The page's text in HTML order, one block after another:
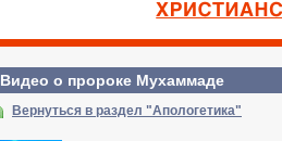
Видео о пророке Мухаммаде
Вернуться в раздел "Апологетика"